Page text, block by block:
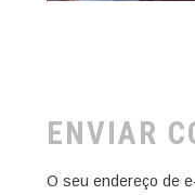
ENVIAR
O seu endereço de